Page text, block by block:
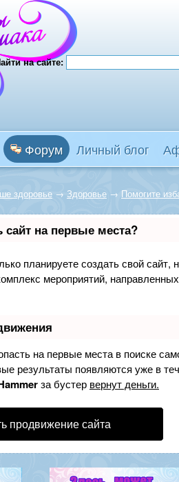
на сайте:
Форум Личный блог
здоровье → Здоровье → Помогите
сайт на первые места?
планируете создать свой сайт,
мероприятий,
на первые места в поиске
результаты появляются уже в
за бустер вернут деньги.
продвижение сайта